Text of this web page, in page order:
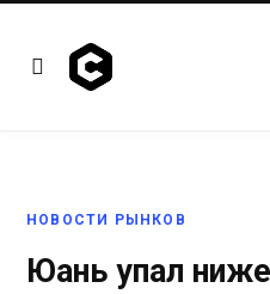
НОВОСТИ РЫНКОВ
Юань упал ниже